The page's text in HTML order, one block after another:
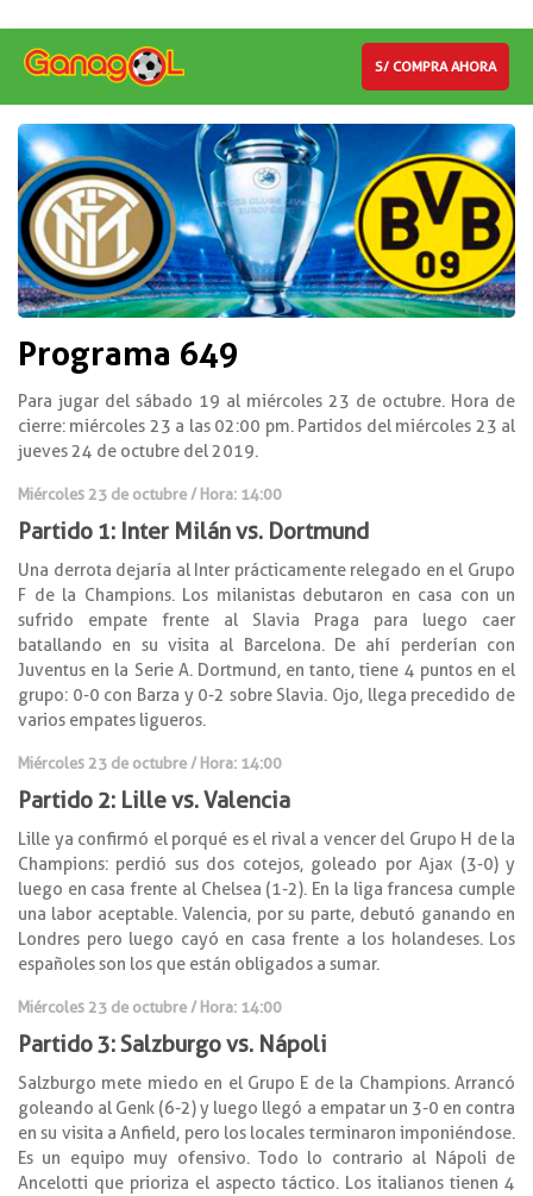
S/ COMPRA AHORA
Programa 649
Para jugar del sábado 19 al miércoles 23 de octubre. Hora de
cierre: miércoles 23 a las 02:00 pm. Partidos del miércoles 23 al
jueves 24 de octubre del 2019.
Miércoles 23 de octubre / Hora: 14:00
Partido 1: Inter Milán vs. Dortmund
Una derrota dejaría al Inter prácticamente relegado en el Grupo
F de la Champions. Los milanistas debutaron en casa con un
sufrido empate frente al Slavia Praga para luego caer
batallando en su visita al Barcelona. De ahí perderían con
Juventus en la Serie A. Dortmund, en tanto, tiene 4 puntos en el
grupo: 0-0 con Barza y 0-2 sobre Slavia. Ojo, llega precedido de
varios empates ligueros.
Miércoles 23 de octubre / Hora: 14:00
Partido 2: Lille vs. Valencia
Lille ya confirmó el porqué es el rival a vencer del Grupo H de la
Champions: perdió sus dos cotejos, goleado por Ajax (3-0) y
luego en casa frente al Chelsea (1-2). En la liga francesa cumple
una labor aceptable. Valencia, por su parte, debutó ganando en
Londres pero luego cayó en casa frente a los holandeses. Los
españoles son los que están obligados a sumar.
Miércoles 23 de octubre / Hora: 14:00
Partido 3: Salzburgo vs. Nápoli
Salzburgo mete miedo en el Grupo E de la Champions. Arrancó
goleando al Genk (6-2) y luego llegó a empatar un 3-0 en contra
en su visita a Anfield, pero los locales terminaron imponiéndose.
Es un equipo muy ofensivo. Todo lo contrario al Nápoli de
Ancelotti que prioriza el aspecto táctico. Los italianos tienen 4